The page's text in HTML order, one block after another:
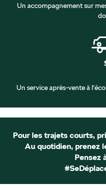
Un accompagnement sur
Un service après-vente à
Pour les trajets courts,
Au quotidien, prenez
Pensez